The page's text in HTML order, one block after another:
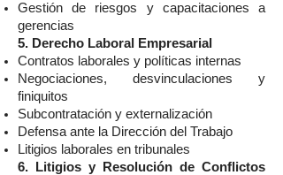
Gestión de riesgos y capacitaciones a
gerencias
5. Derecho Laboral Empresarial
Contratos laborales y políticas internas
Negociaciones, desvinculaciones y
finiquitos
Subcontratación y externalización
Defensa ante la Dirección del Trabajo
Litigios laborales en tribunales
6. Litigios y Resolución de Conflictos